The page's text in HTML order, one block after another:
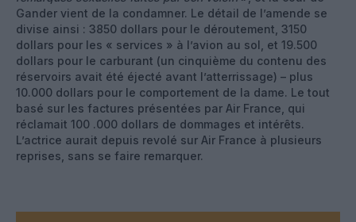
Gander vient de la condamner. Le détail de l’amende se
divise ainsi : 3850 dollars pour le déroutement, 3150
dollars pour les « services » à l’avion au sol, et 19.500
dollars pour le carburant (un cinquième du contenu des
réservoirs avait été éjecté avant l’atterrissage) – plus
10.000 dollars pour le comportement de la dame. Le tout
basé sur les factures présentées par Air France, qui
réclamait 100 .000 dollars de dommages et intérêts.
L’actrice aurait depuis revolé sur Air France à plusieurs
reprises, sans se faire remarquer.